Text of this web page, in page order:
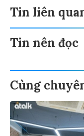
Tin liên
Tin nên đọc
Cùng